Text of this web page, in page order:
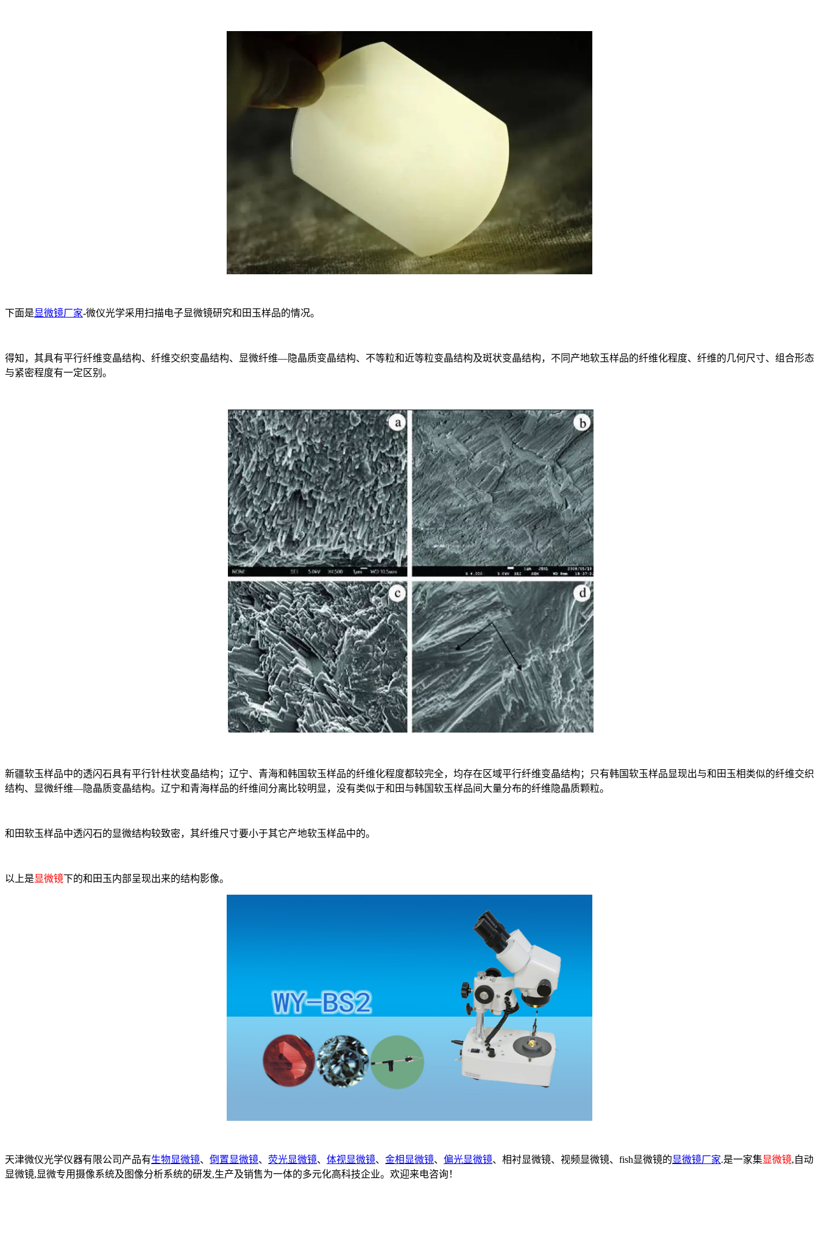
下面是显微镜厂家-微仪光学采用扫描电子显微镜研究和田玉样品的情况。
得知，其具有平行纤维变晶结构、纤维交织变晶结构、显微纤维—隐晶质变晶结构、不等粒和近等粒变晶结构及斑状变晶结构，不同产地软玉样品的纤维化程度、纤维的几何尺寸、组合形态
与紧密程度有一定区别。
新疆软玉样品中的透闪石具有平行针柱状变晶结构；辽宁、青海和韩国软玉样品的纤维化程度都较完全，均存在区域平行纤维变晶结构；只有韩国软玉样品显现出与和田玉相类似的纤维交织
结构、显微纤维—隐晶质变晶结构。辽宁和青海样品的纤维间分离比较明显，没有类似于和田与韩国软玉样品间大量分布的纤维隐晶质颗粒。
和田软玉样品中透闪石的显微结构较致密，其纤维尺寸要小于其它产地软玉样品中的。
以上是显微镜下的和田玉内部呈现出来的结构影像。
天津微仪光学仪器有限公司产品有生物显微镜、 倒置显微镜、 荧光显微镜、 体视显微镜、 金相显微镜、 偏光显微镜、相衬显微镜、视频显微镜、fish显微镜的显微镜厂家.是一家集显微镜,自动
显微镜,显微专用摄像系统及图像分析系统的研发,生产及销售为一体的多元化高科技企业。欢迎来电咨询！